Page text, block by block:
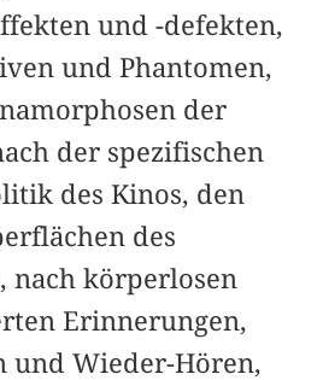
und -defekten,
und Phantomen,
der
der spezifischen
des Kinos, den
des
nach körperlosen
Erinnerungen,
und Wieder-Hören,